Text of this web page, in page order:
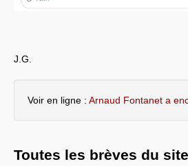
J.G.
Voir en ligne : Arnaud Fontanet a
Toutes les brèves du site